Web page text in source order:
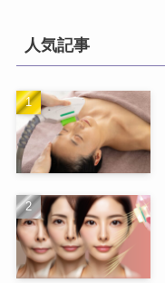
人気記事